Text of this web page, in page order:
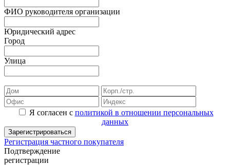
ФИО руководителя организации
Юридический адрес
Город
Улица
Я согласен с политикой в отношении персональных
данных
Зарегистрироваться
Регистрация частного покупателя
Подтверждение
регистрации